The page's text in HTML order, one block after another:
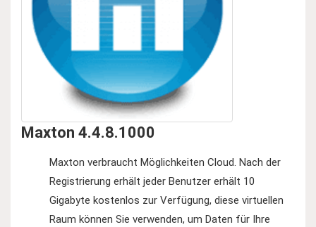
Maxton 4.4.8.1000
Maxton verbraucht Möglichkeiten Cloud. Nach der
Registrierung erhält jeder Benutzer erhält 10
Gigabyte kostenlos zur Verfügung, diese virtuellen
Raum können Sie verwenden, um Daten für Ihre